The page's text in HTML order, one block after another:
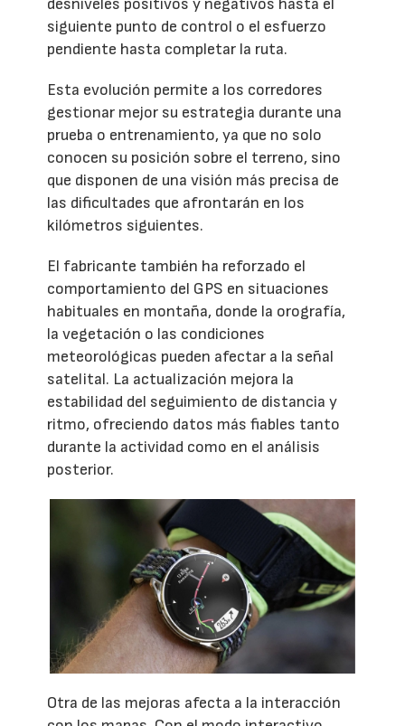
desniveles positivos y negativos hasta el
siguiente punto de control o el esfuerzo
pendiente hasta completar la ruta.
Esta evolución permite a los corredores
gestionar mejor su estrategia durante una
prueba o entrenamiento, ya que no solo
conocen su posición sobre el terreno, sino
que disponen de una visión más precisa de
las dificultades que afrontarán en los
kilómetros siguientes.
El fabricante también ha reforzado el
comportamiento del GPS en situaciones
habituales en montaña, donde la orografía,
la vegetación o las condiciones
meteorológicas pueden afectar a la señal
satelital. La actualización mejora la
estabilidad del seguimiento de distancia y
ritmo, ofreciendo datos más fiables tanto
durante la actividad como en el análisis
posterior.
Otra de las mejoras afecta a la interacción